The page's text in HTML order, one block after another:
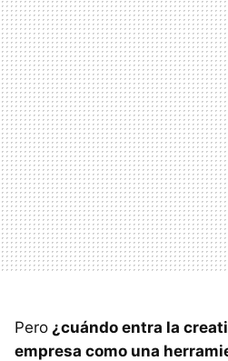
Pero ¿cuándo entra la
empresa como una